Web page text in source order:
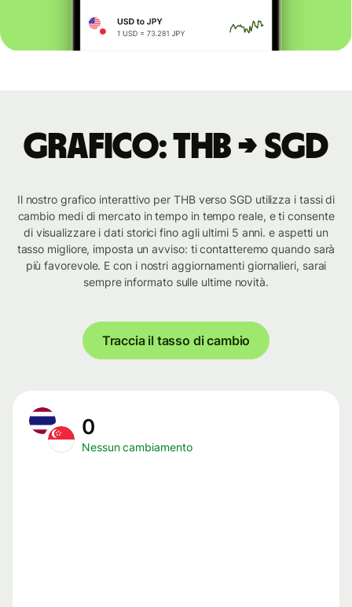
Grafico: THB → SGD
Il nostro grafico interattivo per THB verso SGD utilizza i tassi di
cambio medi di mercato in tempo in tempo reale, e ti consente
di visualizzare i dati storici fino agli ultimi 5 anni. e aspetti un
tasso migliore, imposta un avviso: ti contatteremo quando sarà
più favorevole. E con i nostri aggiornamenti giornalieri, sarai
sempre informato sulle ultime novità.
Traccia il tasso di cambio
0
Nessun cambiamento